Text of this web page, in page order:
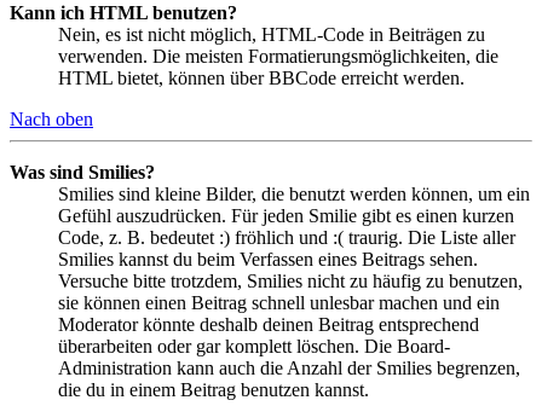
Kann ich HTML benutzen?
Nein, es ist nicht möglich, HTML-Code in Beiträgen zu
verwenden. Die meisten Formatierungsmöglichkeiten, die
HTML bietet, können über BBCode erreicht werden.
Nach oben
Was sind Smilies?
Smilies sind kleine Bilder, die benutzt werden können, um ein
Gefühl auszudrücken. Für jeden Smilie gibt es einen kurzen
Code, z. B. bedeutet :) fröhlich und :( traurig. Die Liste aller
Smilies kannst du beim Verfassen eines Beitrags sehen.
Versuche bitte trotzdem, Smilies nicht zu häufig zu benutzen,
sie können einen Beitrag schnell unlesbar machen und ein
Moderator könnte deshalb deinen Beitrag entsprechend
überarbeiten oder gar komplett löschen. Die Board-
Administration kann auch die Anzahl der Smilies begrenzen,
die du in einem Beitrag benutzen kannst.